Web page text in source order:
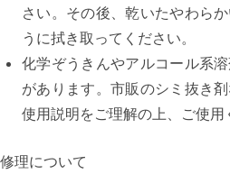
さい。その後、乾いたやわら
うに拭き取ってください。
化学ぞうきんやアルコール系
があります。市販のシミ抜き
使用説明をご理解の上、ご使用
修理について